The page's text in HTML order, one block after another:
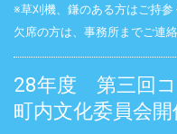
※草刈機、鎌のある方はご持参
欠席の方は、事務所までご連絡
28年度 第三回
町内文化委員会